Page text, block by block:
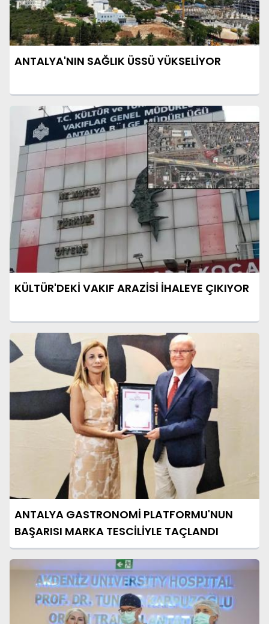
ANTALYA'NIN SAĞLIK ÜSSÜ YÜKSELİYOR
KÜLTÜR'DEKİ VAKIF ARAZİSİ İHALEYE ÇIKIYOR
ANTALYA GASTRONOMİ PLATFORMU'NUN
BAŞARISI MARKA TESCİLİYLE TAÇLANDI